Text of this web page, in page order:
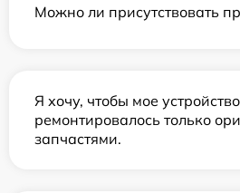
Можно ли присутствовать
Я хочу, чтобы мое
ремонтировалось только
запчастями.